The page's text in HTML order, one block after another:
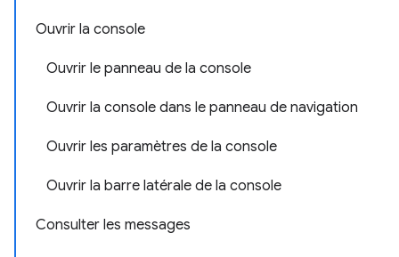
Ouvrir la console
Ouvrir le panneau de la console
Ouvrir la console dans le panneau de navigation
Ouvrir les paramètres de la console
Ouvrir la barre latérale de la console
Consulter les messages